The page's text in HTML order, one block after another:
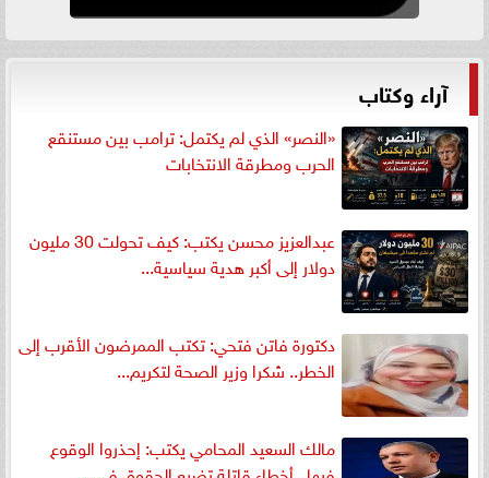
آراء وكتاب
«النصر» الذي لم يكتمل: ترامب بين مستنقع
الحرب ومطرقة الانتخابات
عبدالعزيز محسن يكتب: كيف تحولت 30 مليون
دولار إلى أكبر هدية سياسية...
دكتورة فاتن فتحي: تكتب الممرضون الأقرب إلى
الخطر.. شكرا وزير الصحة لتكريم...
مالك السعيد المحامي يكتب: إحذروا الوقوع